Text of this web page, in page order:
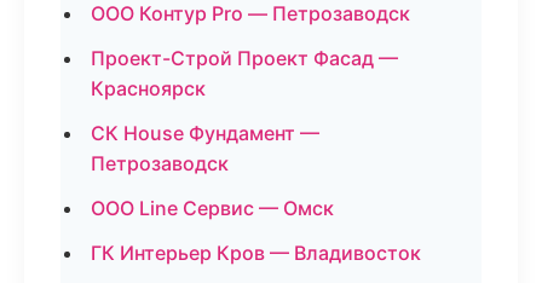
ООО Контур Pro — Петрозаводск
Проект-Строй Проект Фасад —
Красноярск
СК House Фундамент —
Петрозаводск
ООО Line Сервис — Омск
ГК Интерьер Кров — Владивосток